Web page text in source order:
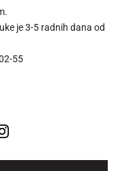
je 3-5 radnih dana od
55